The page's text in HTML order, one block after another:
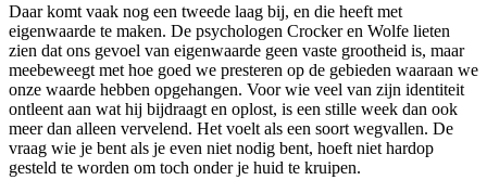
Daar komt vaak nog een tweede laag bij, en die heeft met
eigenwaarde te maken. De psychologen Crocker en Wolfe lieten
zien dat ons gevoel van eigenwaarde geen vaste grootheid is, maar
meebeweegt met hoe goed we presteren op de gebieden waaraan we
onze waarde hebben opgehangen. Voor wie veel van zijn identiteit
ontleent aan wat hij bijdraagt en oplost, is een stille week dan ook
meer dan alleen vervelend. Het voelt als een soort wegvallen. De
vraag wie je bent als je even niet nodig bent, hoeft niet hardop
gesteld te worden om toch onder je huid te kruipen.